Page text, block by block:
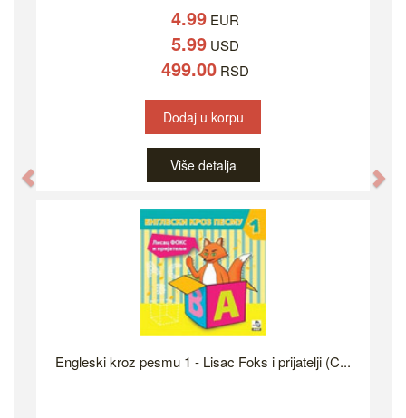
4.99 EUR
5.99 USD
499.00 RSD
Dodaj u korpu
Više detalja
Engleski kroz pesmu 1 - Lisac Foks i prijatelji (C...